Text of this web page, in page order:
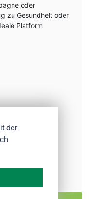
oder
zu Gesundheit oder
Platform
der